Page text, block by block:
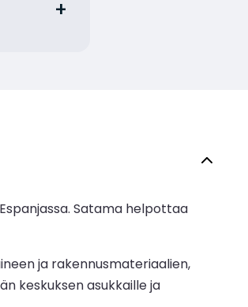
Satama helpottaa
ja rakennusmateriaalien,
keskuksen asukkaille ja